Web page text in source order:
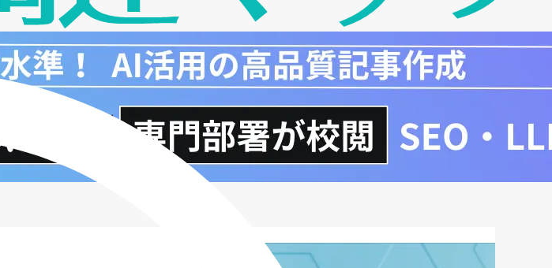
激変緩和措置の仕組み
自治体補助との組み合わせでさらにお得
に
申請手続きの流れと注意点
よくある質問（FAQ）
まとめ：2026年のEV補助金で押さえて
おくべき3つのこと